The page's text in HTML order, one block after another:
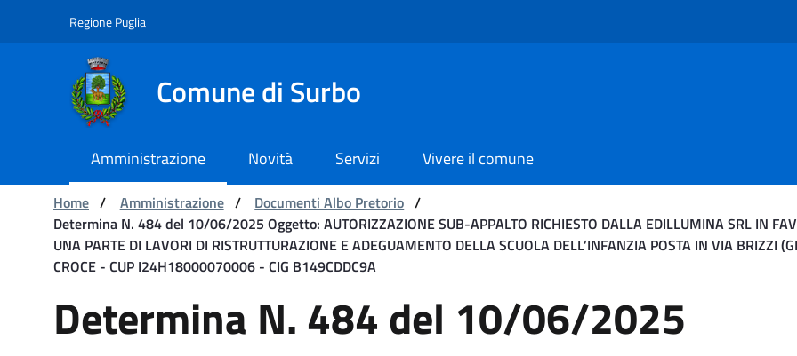
Navigazione
Salta al contenuto
Regione Puglia
Comune di Surbo
Amministrazione Novità Servizi
Vivere il comune
Ti trovi in:
Home / Amministrazione / Documenti Albo Pretorio /
Determina N. 484 del 10/06/2025 Oggetto: AUTORIZZAZIONE SUB-APPALTO RICHIESTO DALLA EDILLUMINA SRL IN
UNA PARTE DI LAVORI DI RISTRUTTURAZIONE E ADEGUAMENTO DELLA SCUOLA DELL’INFANZIA POSTA IN VIA BRIZZI
CROCE - CUP I24H18000070006 - CIG B149CDDC9A
Determina N. 484 del 10/06/2025 Oggetto:
Determina N. 484 del 10/06/2025